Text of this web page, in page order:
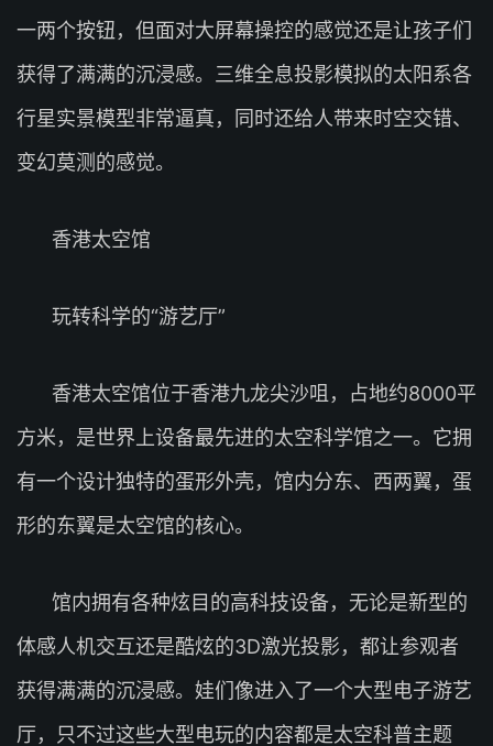
一两个按钮，但面对大屏幕操控的感觉还是让孩子们
获得了满满的沉浸感。三维全息投影模拟的太阳系各
行星实景模型非常逼真，同时还给人带来时空交错、
变幻莫测的感觉。
香港太空馆
玩转科学的“游艺厅”
香港太空馆位于香港九龙尖沙咀，占地约8000平
方米，是世界上设备最先进的太空科学馆之一。它拥
有一个设计独特的蛋形外壳，馆内分东、西两翼，蛋
形的东翼是太空馆的核心。
馆内拥有各种炫目的高科技设备，无论是新型的
体感人机交互还是酷炫的3D激光投影，都让参观者
获得满满的沉浸感。娃们像进入了一个大型电子游艺
厅，只不过这些大型电玩的内容都是太空科普主题